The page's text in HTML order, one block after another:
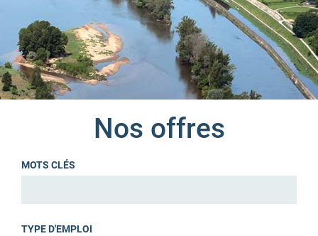
Nos offres
MOTS CLÉS
TYPE D'EMPLOI